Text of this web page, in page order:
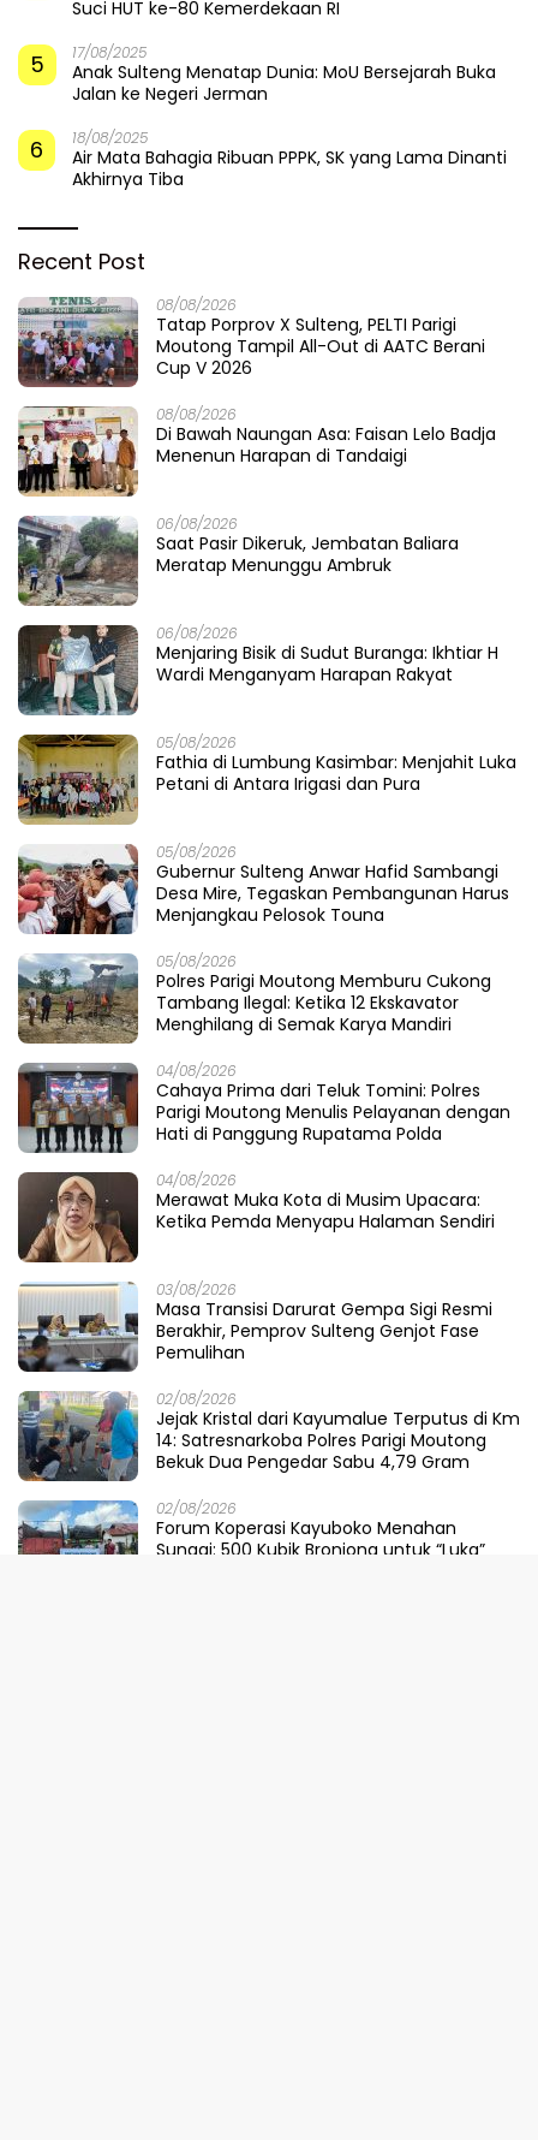
Suci HUT ke-80 Kemerdekaan RI
5 17/08/2025
Anak Sulteng Menatap Dunia: MoU Bersejarah Buka
Jalan ke Negeri Jerman
6 18/08/2025
Air Mata Bahagia Ribuan PPPK, SK yang Lama Dinanti
Akhirnya Tiba
Recent Post
08/08/2026
Tatap Porprov X Sulteng, PELTI Parigi
Moutong Tampil All-Out di AATC Berani
Cup V 2026
08/08/2026
Di Bawah Naungan Asa: Faisan Lelo Badja
Menenun Harapan di Tandaigi
06/08/2026
Saat Pasir Dikeruk, Jembatan Baliara
Meratap Menunggu Ambruk
06/08/2026
Menjaring Bisik di Sudut Buranga: Ikhtiar H
Wardi Menganyam Harapan Rakyat
05/08/2026
Fathia di Lumbung Kasimbar: Menjahit Luka
Petani di Antara Irigasi dan Pura
05/08/2026
Gubernur Sulteng Anwar Hafid Sambangi
Desa Mire, Tegaskan Pembangunan Harus
Menjangkau Pelosok Touna
05/08/2026
Polres Parigi Moutong Memburu Cukong
Tambang Ilegal: Ketika 12 Ekskavator
Menghilang di Semak Karya Mandiri
04/08/2026
Cahaya Prima dari Teluk Tomini: Polres
Parigi Moutong Menulis Pelayanan dengan
Hati di Panggung Rupatama Polda
04/08/2026
Merawat Muka Kota di Musim Upacara:
Ketika Pemda Menyapu Halaman Sendiri
03/08/2026
Masa Transisi Darurat Gempa Sigi Resmi
Berakhir, Pemprov Sulteng Genjot Fase
Pemulihan
02/08/2026
Jejak Kristal dari Kayumalue Terputus di Km
14: Satresnarkoba Polres Parigi Moutong
Bekuk Dua Pengedar Sabu 4,79 Gram
02/08/2026
Forum Koperasi Kayuboko Menahan
Sungai: 500 Kubik Bronjong untuk “Luka”